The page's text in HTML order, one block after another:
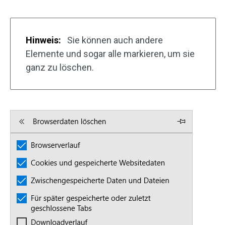
Hinweis:
Sie können auch andere
Elemente und sogar alle markieren, um sie
ganz zu löschen.